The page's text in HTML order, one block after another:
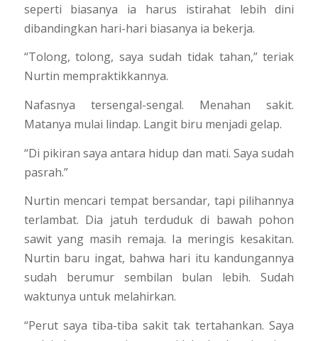
seperti biasanya ia harus istirahat lebih dini
dibandingkan hari-hari biasanya ia bekerja.
“Tolong, tolong, saya sudah tidak tahan,” teriak
Nurtin mempraktikkannya.
Nafasnya tersengal-sengal. Menahan sakit.
Matanya mulai lindap. Langit biru menjadi gelap.
“Di pikiran saya antara hidup dan mati. Saya sudah
pasrah.”
Nurtin mencari tempat bersandar, tapi pilihannya
terlambat. Dia jatuh terduduk di bawah pohon
sawit yang masih remaja. Ia meringis kesakitan.
Nurtin baru ingat, bahwa hari itu kandungannya
sudah berumur sembilan bulan lebih. Sudah
waktunya untuk melahirkan.
“Perut saya tiba-tiba sakit tak tertahankan. Saya